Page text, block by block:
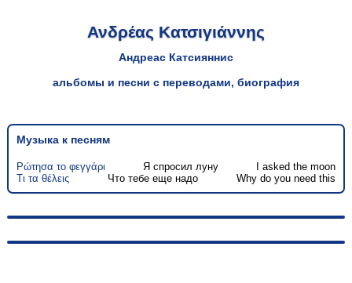
Ανδρέας Κατσιγιάννης
Андреас Катсияннис
альбомы и песни с переводами, биография
Музыка к песням
Ρώτησα το φεγγάρι Я спросил луну
I asked the moon
Τι τα θέλεις
Что тебе еще надо Why do you need this